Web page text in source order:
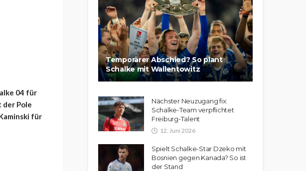
04 für
der Pole
für
Temporärer Abschied? So plant
Schalke mit Wallentowitz
Nächster Neuzugang fix:
Schalke-Team verpflichtet
Freiburg-Talent
12. Juni 2026
Spielt Schalke-Star Dzeko mit
Bosnien gegen Kanada? So ist
der Stand